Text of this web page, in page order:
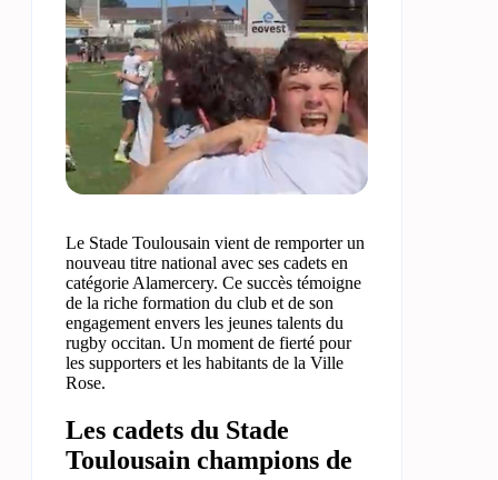
Le Stade Toulousain vient de remporter un
nouveau titre national avec ses cadets en
catégorie Alamercery. Ce succès témoigne
de la riche formation du club et de son
engagement envers les jeunes talents du
rugby occitan. Un moment de fierté pour
les supporters et les habitants de la Ville
Rose.
Les cadets du Stade
Toulousain champions de